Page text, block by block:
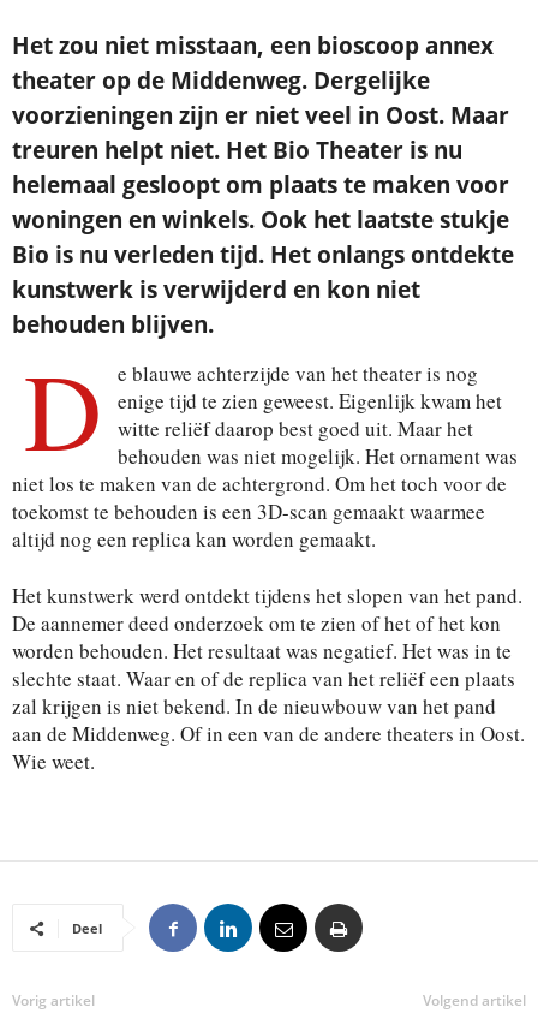
Het zou niet misstaan, een bioscoop annex
theater op de Middenweg. Dergelijke
voorzieningen zijn er niet veel in Oost. Maar
treuren helpt niet. Het Bio Theater is nu
helemaal gesloopt om plaats te maken voor
woningen en winkels. Ook het laatste stukje
Bio is nu verleden tijd. Het onlangs ontdekte
kunstwerk is verwijderd en kon niet
behouden blijven.
D
e blauwe achterzijde van het theater is nog
enige tijd te zien geweest. Eigenlijk kwam het
witte reliëf daarop best goed uit. Maar het
behouden was niet mogelijk. Het ornament was
niet los te maken van de achtergrond. Om het toch voor de
toekomst te behouden is een 3D-scan gemaakt waarmee
altijd nog een replica kan worden gemaakt.
Het kunstwerk werd ontdekt tijdens het slopen van het pand.
De aannemer deed onderzoek om te zien of het of het kon
worden behouden. Het resultaat was negatief. Het was in te
slechte staat. Waar en of de replica van het reliëf een plaats
zal krijgen is niet bekend. In de nieuwbouw van het pand
aan de Middenweg. Of in een van de andere theaters in Oost.
Wie weet.
Deel
Vorig artikel Volgend artikel